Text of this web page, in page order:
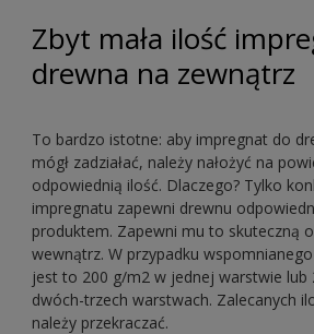
Zbyt mała ilość
drewna na zewnątrz
To bardzo istotne: aby impregnat do
mógł zadziałać, należy nałożyć na
odpowiednią ilość. Dlaczego? Tylko
impregnatu zapewni drewnu
produktem. Zapewni mu to skuteczną
wewnątrz. W przypadku
jest to 200 g/m2 w jednej warstwie lub
dwóch-trzech warstwach. Zalecanych
należy przekraczać.